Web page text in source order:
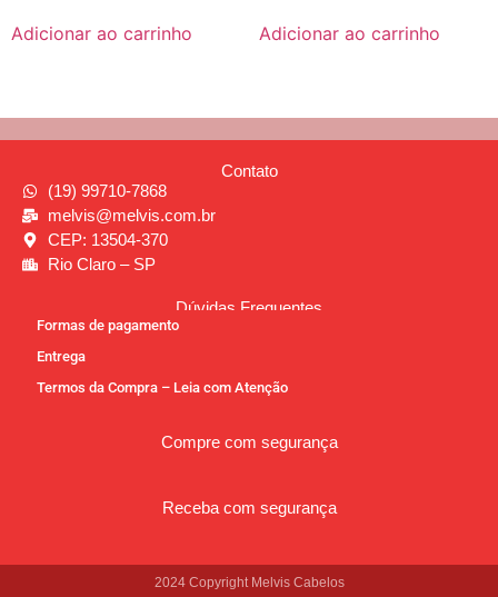
Adicionar ao carrinho Adicionar ao carrinho
Contato
(19) 99710-7868
melvis@melvis.com.br
CEP: 13504-370
Rio Claro – SP
Dúvidas Frequentes
Formas de pagamento
Entrega
Termos da Compra – Leia com Atenção
Compre com segurança
Receba com segurança
2024 Copyright Melvis Cabelos